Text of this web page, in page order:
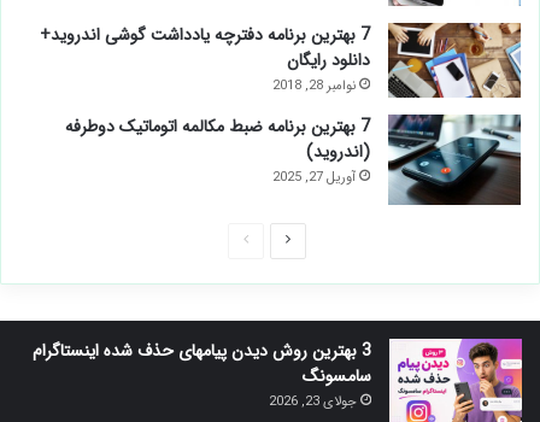
7 بهترین برنامه دفترچه یادداشت گوشی اندروید+
دانلود رایگان
نوامبر 28, 2018
7 بهترین برنامه ضبط مکالمه اتوماتیک دوطرفه
(اندروید)
آوریل 27, 2025
صفحه
صفحه
3 بهترین روش دیدن پیامهای حذف شده اینستاگرام
سامسونگ
جولای 23, 2026